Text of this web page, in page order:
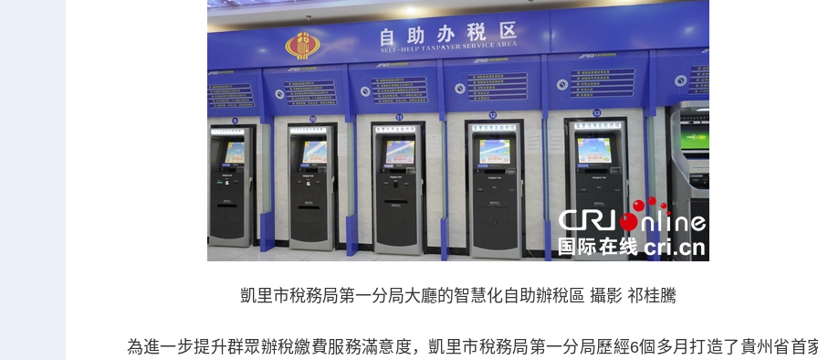
凱里市稅務局第一分局大廳的智慧化自助辦稅區 攝影 祁桂騰
為進一步提升群眾辦稅繳費服務滿意度，凱里市稅務局第一分局歷經6個多月打造了貴州省首